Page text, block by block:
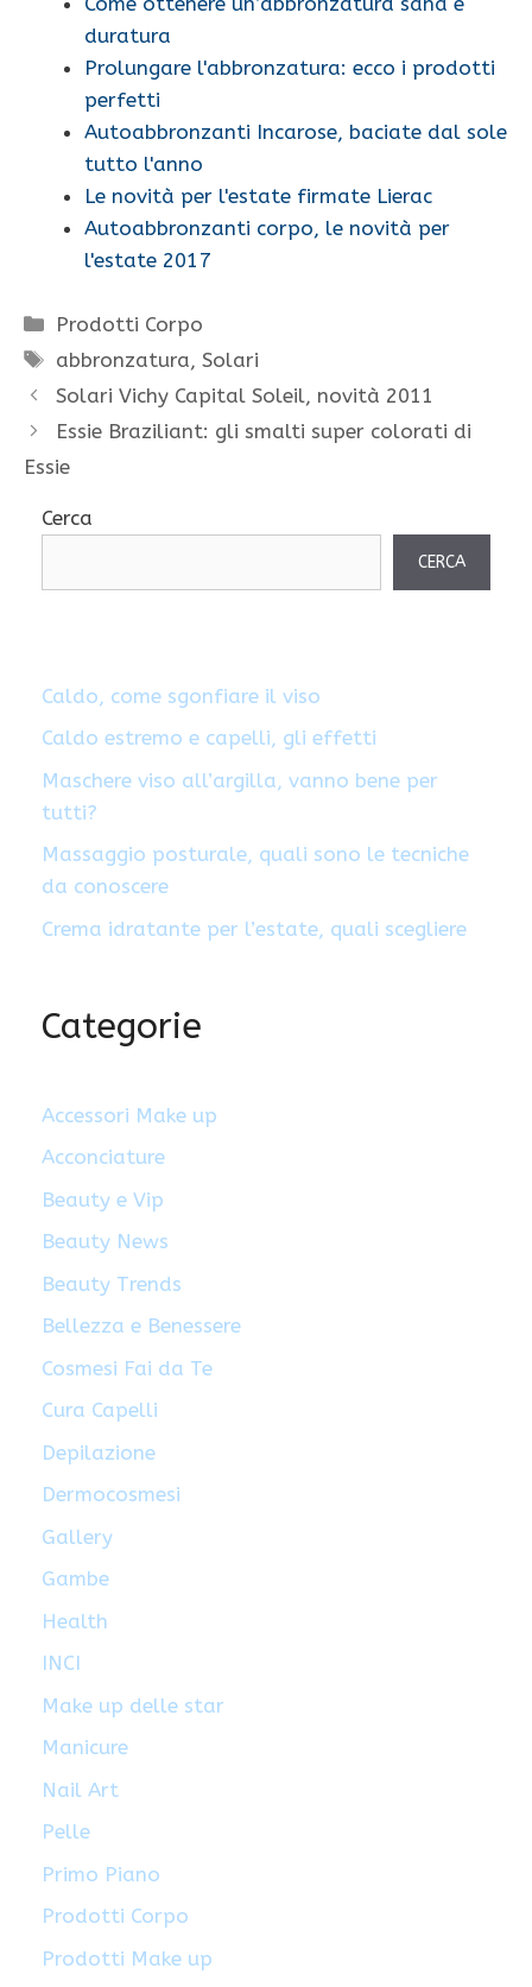
duratura
Prolungare l'abbronzatura: ecco i prodotti
perfetti
Autoabbronzanti Incarose, baciate dal sole
tutto l'anno
Le novità per l'estate firmate Lierac
Autoabbronzanti corpo, le novità per
l'estate 2017
Categorie
Prodotti Corpo
Tag
abbronzatura,Solari
Solari Vichy Capital Soleil, novità 2011
Essie Braziliant: gli smalti super colorati di
Essie
Cerca
CERCA
Caldo, come sgonfiare il viso
Caldo estremo e capelli, gli effetti
Maschere viso all’argilla, vanno bene per
tutti?
Massaggio posturale, quali sono le tecniche
da conoscere
Crema idratante per l’estate, quali scegliere
Categorie
Accessori Make up
Acconciature
Beauty e Vip
Beauty News
Beauty Trends
Bellezza e Benessere
Cosmesi Fai da Te
Cura Capelli
Depilazione
Dermocosmesi
Gallery
Gambe
Health
INCI
Make up delle star
Manicure
Nail Art
Pelle
Primo Piano
Prodotti Corpo
Prodotti Make up